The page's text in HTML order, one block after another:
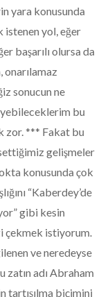
yara konusunda
istenen yol, eğer
başarılı olursa da
sonucun ne
bu
zor. *** Fakat bu
gelişmeler
konusunda çok
“Kaberdey’de
gibi kesin
çekmek istiyorum.
ve neredeyse
zatın adı Abraham
tartışılma biçimini